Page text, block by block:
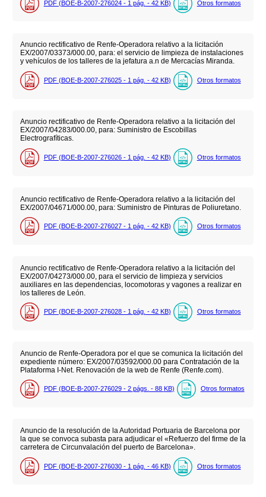
PDF (BOE-B-2007-276024 - 1 pág. - 42 KB) Otros formatos
Anuncio rectificativo de Renfe-Operadora relativo a la licitación
EX/2007/03373/000.00, para: el servicio de limpieza de instalaciones
y vehículos de los talleres de la jefatura a.n de Mercacías Miranda.
PDF (BOE-B-2007-276025 - 1 pág. - 42 KB) Otros formatos
Anuncio rectificativo de Renfe-Operadora relativo a la licitación del
EX/2007/04283/000.00, para: Suministro de Escobillas
Electrografíticas.
PDF (BOE-B-2007-276026 - 1 pág. - 42 KB) Otros formatos
Anuncio rectificativo de Renfe-Operadora relativo a la licitación del
EX/2007/04671/000.00, para: Suministro de Pinturas de Poliuretano.
PDF (BOE-B-2007-276027 - 1 pág. - 42 KB) Otros formatos
Anuncio rectificativo de Renfe-Operadora relativo a la licitación del
EX/2007/04273/000.00, para el servicio de limpieza y servicios
auxiliares en las dependencias, locomotoras y vagones a realizar en
los talleres de León.
PDF (BOE-B-2007-276028 - 1 pág. - 42 KB) Otros formatos
Anuncio de Renfe-Operadora por el que se comunica la licitación del
expediente número: EX/2007/03592/000.00 para Contratación de la
Plataforma I-Net. Renovación de la web de Renfe (Renfe.com).
PDF (BOE-B-2007-276029 - 2 págs. - 88 KB) Otros formatos
Anuncio de la resolución de la Autoridad Portuaria de Barcelona por
la que se convoca subasta para adjudicar el «Refuerzo del firme de la
carretera de Circunvalación del puerto de Barcelona».
PDF (BOE-B-2007-276030 - 1 pág. - 46 KB) Otros formatos